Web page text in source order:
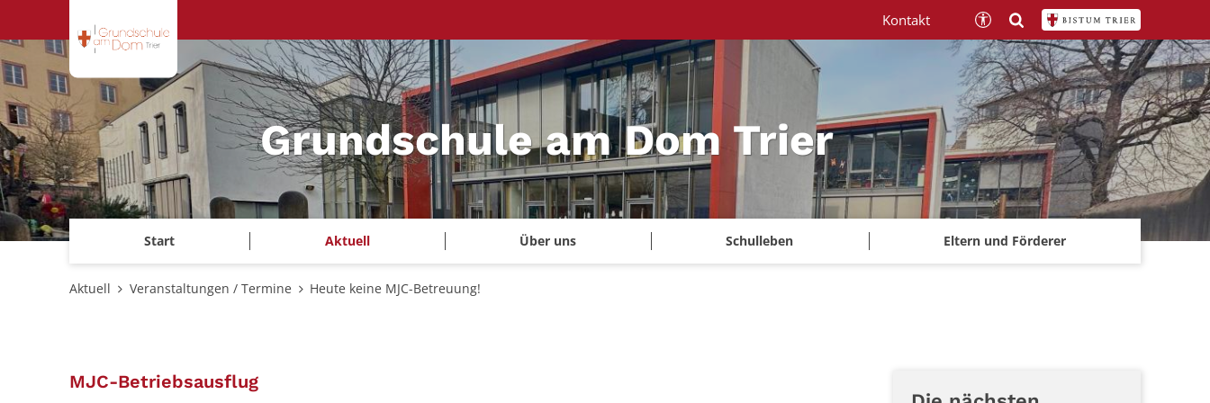
Grundschule am Dom Trier
Start Aktuell Über uns Schulleben Eltern und Förderer
Kontakt
Aktuell Veranstaltungen / Termine Heute keine MJC-Betreuung!
MJC-Betriebsausflug: